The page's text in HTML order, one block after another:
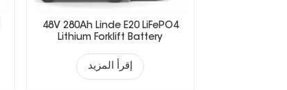
48V 280Ah Linde E20 LiFePO4
Lithium Forklift Battery
إقرأ المزيد